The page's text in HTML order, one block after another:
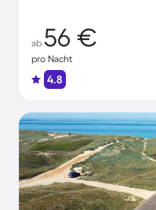
ab 56 €
pro Nacht
4.8